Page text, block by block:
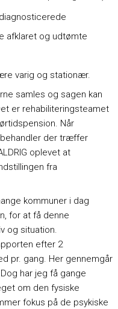
afklaret og udtømte
varig og stationær.
samles og sagen kan
er rehabiliteringsteamet
Når
der træffer
oplevet at
fra
kommuner i dag
for at få denne
og situation.
efter 2
pr. gang. Her gennemgår
har jeg få gange
om den fysiske
fokus på de psykiske